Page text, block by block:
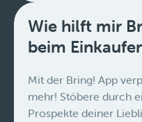
Wie hilft mir
beim
Mit der Bring! App
mehr! Stöbere durch
Prospekte deiner